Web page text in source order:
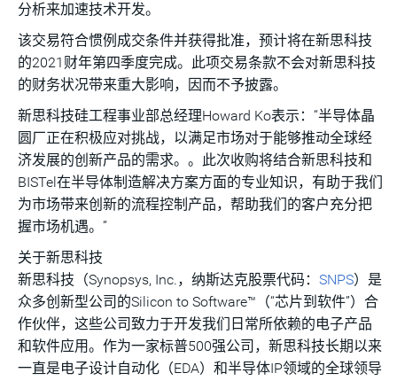
分析来加速技术开发。
该交易符合惯例成交条件并获得批准，预计将在新思科技
的2021财年第四季度完成。此项交易条款不会对新思科技
的财务状况带来重大影响，因而不予披露。
新思科技硅工程事业部总经理Howard Ko表示：“半导体晶
圆厂正在积极应对挑战，以满足市场对于能够推动全球经
济发展的创新产品的需求。。此次收购将结合新思科技和
BISTel在半导体制造解决方案方面的专业知识，有助于我们
为市场带来创新的流程控制产品，帮助我们的客户充分把
握市场机遇。”
关于新思科技
新思科技（Synopsys, Inc.，纳斯达克股票代码： SNPS）是
众多创新型公司的Silicon to Software™（“芯片到软件”）合
作伙伴，这些公司致力于开发我们日常所依赖的电子产品
和软件应用。作为一家标普500强公司，新思科技长期以来
一直是电子设计自动化（EDA）和半导体IP领域的全球领导